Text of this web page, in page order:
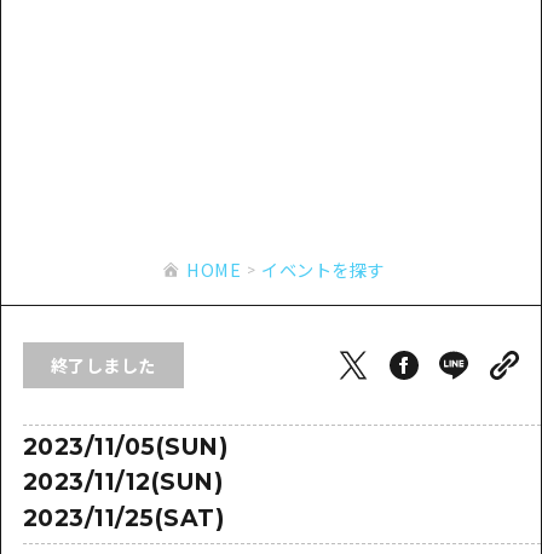
ナイトライフ
世界遺産
学び・体験
定番
歴史・文化
安芸
備後
宮島周辺
山口県東部
備北
宮島周辺
山口県東部
愛媛県
島根県
アクセス
二次交通まとめ
施設の混雑状況のお知らせ
お得な周遊チケット
手荷物預かり・配送サービス
HOME
お問い合わせ
事業者・学校関係者の皆さま
HOME イベントを探す
終了しました
2023/11/05(SUN)
2023/11/12(SUN)
2023/11/25(SAT)